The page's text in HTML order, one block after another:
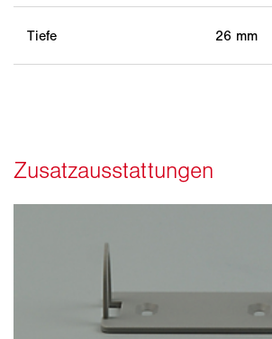
Tiefe 26 mm